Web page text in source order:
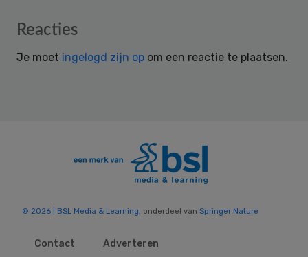
Reader
Reacties
Je moet ingelogd zijn op om een reactie te plaatsen.
© 2026 | BSL Media & Learning , onderdeel van Springer Nature
Contact Adverteren